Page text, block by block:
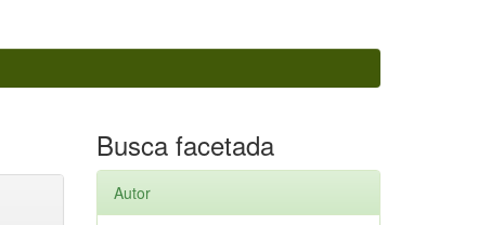
Busca facetada
Autor